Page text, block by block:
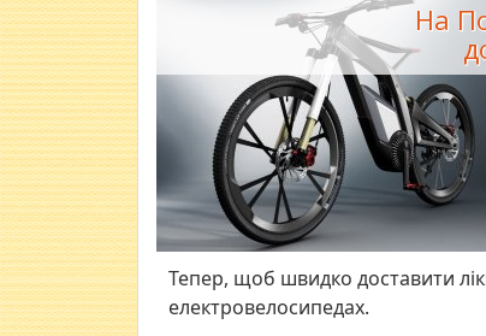
На
Тепер, щоб швидко доставити
електровелосипедах.